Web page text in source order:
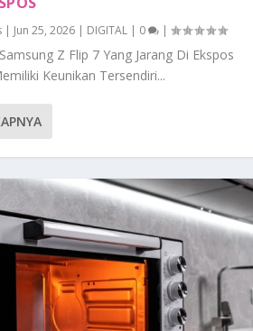
| Jun 25, 2026| DIGITAL| 0 |
Z Flip 7 Yang Jarang Di Ekspos
Keunikan Tersendiri...